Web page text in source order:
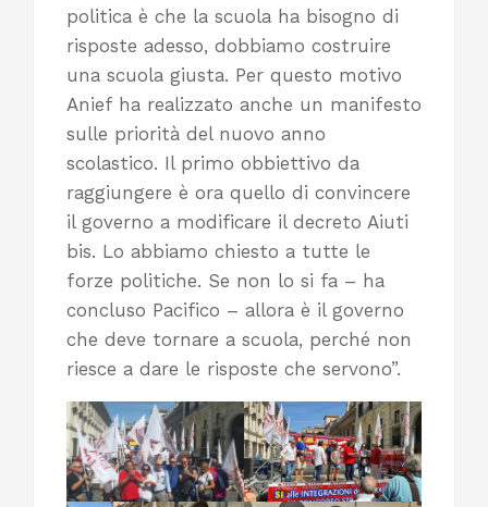
politica è che la scuola ha bisogno di
risposte adesso, dobbiamo costruire
una scuola giusta. Per questo motivo
Anief ha realizzato anche un manifesto
sulle priorità del nuovo anno
scolastico. Il primo obbiettivo da
raggiungere è ora quello di convincere
il governo a modificare il decreto Aiuti
bis. Lo abbiamo chiesto a tutte le
forze politiche. Se non lo si fa – ha
concluso Pacifico – allora è il governo
che deve tornare a scuola, perché non
riesce a dare le risposte che servono”.